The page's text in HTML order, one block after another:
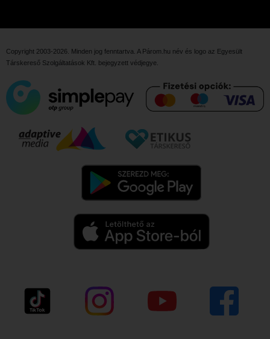
Copyright 2003-2026. Minden jog fenntartva. A Párom.hu név és logo az Egyesült
Társkereső Szolgáltatások Kft.
bejegyzett védjegye.